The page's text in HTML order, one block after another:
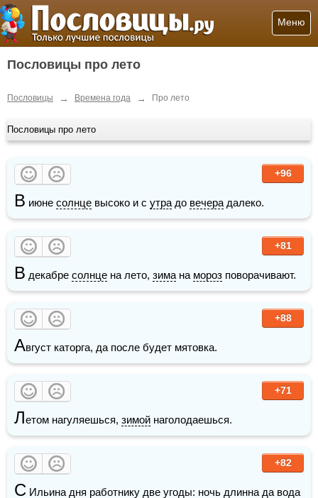
Меню
Пословицы про лето
Пословицы → Времена года → Про лето
Пословицы про лето
+96
В июне солнце высоко и с утра до вечера далеко.
+81
В декабре солнце на лето, зима на мороз поворачивают.
+88
Август каторга, да после будет мятовка.
+71
Летом нагуляешься, зимой наголодаешься.
+82
С Ильина дня работнику две угоды: ночь длинна да вода